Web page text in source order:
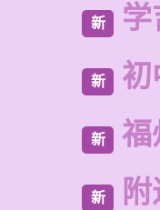
新
新 初
新 福
新